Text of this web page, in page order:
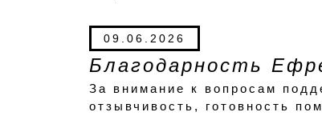
09.06.2026
Благодарность
За внимание к вопросам
отзывчивость, готовность